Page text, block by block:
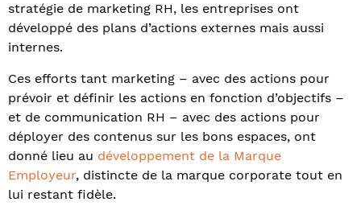
stratégie de marketing RH, les entreprises ont
développé des plans d’actions externes mais aussi
internes.
Ces efforts tant marketing – avec des actions pour
prévoir et définir les actions en fonction d’objectifs –
et de communication RH – avec des actions pour
déployer des contenus sur les bons espaces, ont
donné lieu au développement de la Marque
Employeur, distincte de la marque corporate tout en
lui restant fidèle.